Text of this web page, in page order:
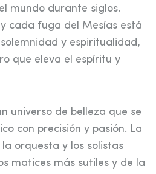
mundo durante siglos.
cada fuga del Mesías está
y espiritualidad,
que eleva el espíritu y
universo de belleza que se
con precisión y pasión. La
orquesta y los solistas
matices más sutiles y de la